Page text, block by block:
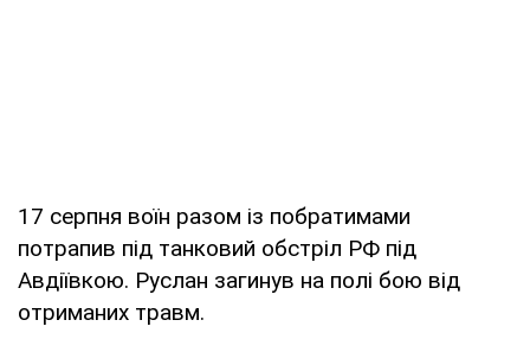
17 серпня воїн разом із побратимами
потрапив під танковий обстріл РФ під
Авдіївкою. Руслан загинув на полі бою від
отриманих травм.